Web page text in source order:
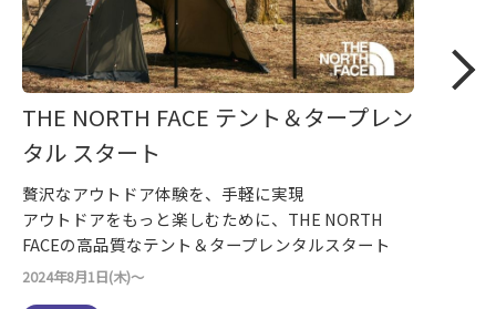
THE NORTH FACE テント＆タープレン
タル スタート
贅沢なアウトドア体験を、手軽に実現
アウトドアをもっと楽しむために、THE NORTH
FACEの高品質なテント＆タープレンタルスタート
2024年8月1日(木)～